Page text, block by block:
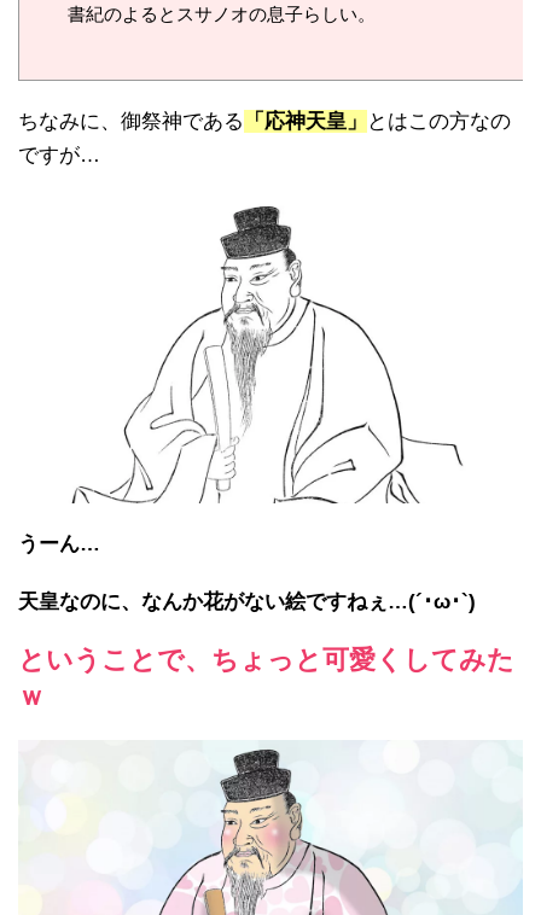
書紀のよるとスサノオの息子らしい。
ちなみに、御祭神である 「応神天皇」
とはこの方なの
ですが…
うーん…
天皇なのに、なんか花がない絵ですねぇ…(´･ω･`)
ということで、ちょっと可愛くしてみた
ｗ